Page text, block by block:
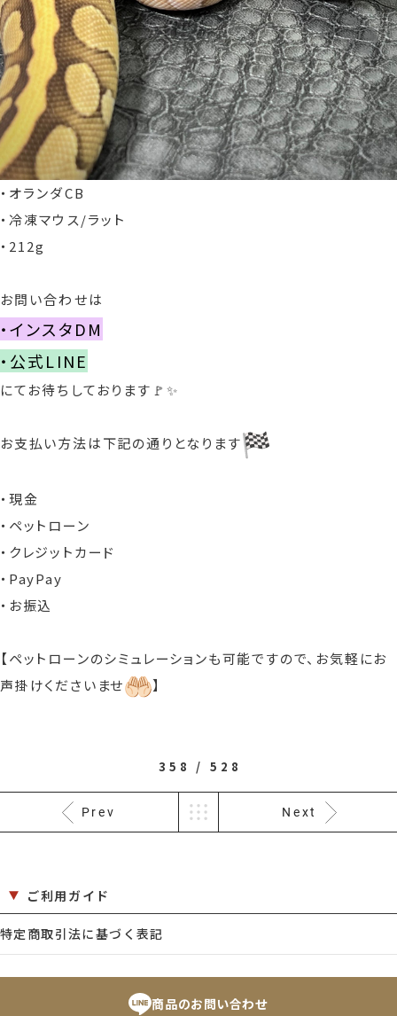
・オランダCB
・冷凍マウス/ラット
・212g
お問い合わせは
・インスタDM
・公式LINE
にてお待ちしております🚩✨
お支払い方法は下記の通りとなります
・現金
・ペットローン
・クレジットカード
・PayPay
・お振込
【ペットローンのシミュレーションも可能ですので、 お気軽にお
声掛けくださいませ
】
358 / 528
Prev Next
ご利用ガイド
特定商取引法に基づく表記
商品のお問い合わせ